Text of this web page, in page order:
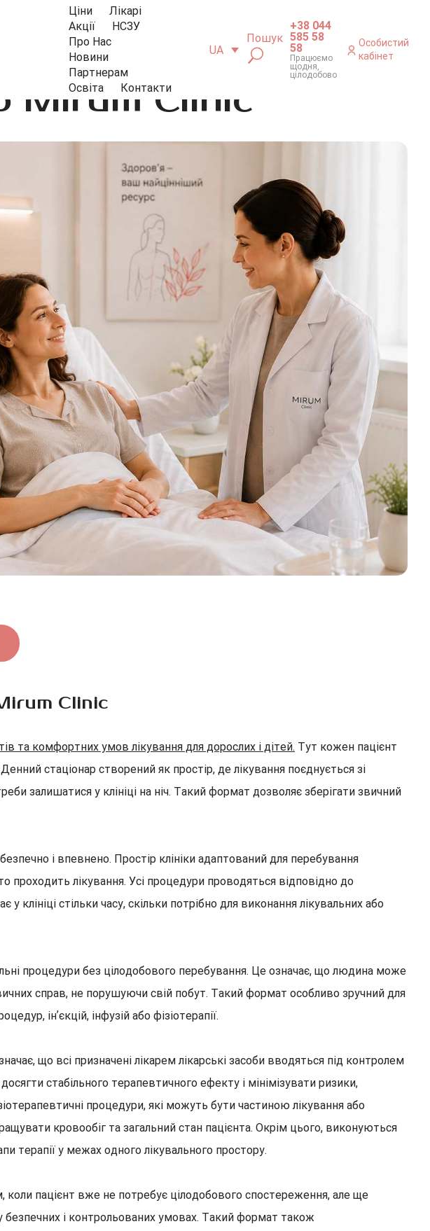
Ціни
Лікарі
Акції
НСЗУ
Про Нас
Новини
Партнерам
Освіта
Контакти
UA
Пошук
+38 044
585 58
58
Працюємо
щодня,
цілодобово
Особистий
кабінет
Mirum Clinic
Clinic
та комфортних умов лікування для дорослих і дітей. Тут кожен пацієнт
стаціонар створений як простір, де лікування поєднується зі
залишатися у клініці на ніч. Такий формат дозволяє зберігати звичний
і впевнено. Простір клініки адаптований для перебування
проходить лікування. Усі процедури проводяться відповідно до
стільки часу, скільки потрібно для виконання лікувальних або
процедури без цілодобового перебування. Це означає, що людина може
справ, не порушуючи свій побут. Такий формат особливо зручний для
інʼєкцій, інфузій або фізіотерапії.
що всі призначені лікарем лікарські засоби вводяться під контролем
стабільного терапевтичного ефекту і мінімізувати ризики,
процедури, які можуть бути частиною лікування або
кровообіг та загальний стан пацієнта. Окрім цього, виконуються
терапії у межах одного лікувального простору.
пацієнт вже не потребує цілодобового спостереження, але ще
і контрольованих умовах. Такий формат також